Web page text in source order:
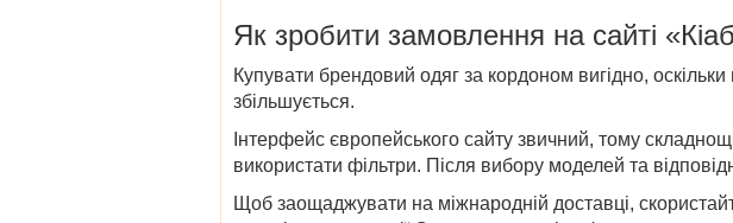
Як зробити замовлення насайті
Купувати брендовий одяг за кордоном вигідно,
збільшується.
Інтерфейс європейського сайту звичний, тому
використати фільтри. Після вибору моделей та
Щоб заощаджувати на міжнародній доставці,